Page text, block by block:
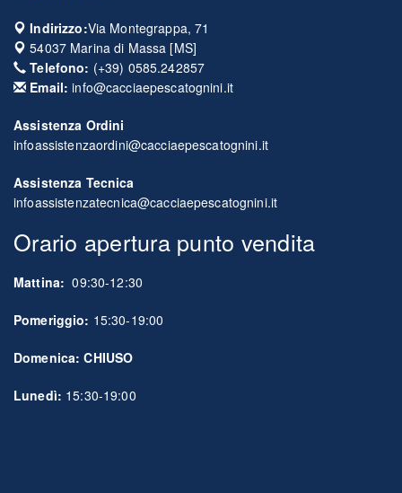
Indirizzo:Via Montegrappa, 71
54037 Marina di Massa [MS]
Telefono: (+39) 0585.242857
Email: info@cacciaepescatognini.it
Assistenza Ordini
infoassistenzaordini@cacciaepescatognini.it
Assistenza Tecnica
infoassistenzatecnica@cacciaepescatognini.it
Orario apertura punto vendita
Mattina: 09:30-12:30
Pomeriggio: 15:30-19:00
Domenica: CHIUSO
Lunedì: 15:30-19:00